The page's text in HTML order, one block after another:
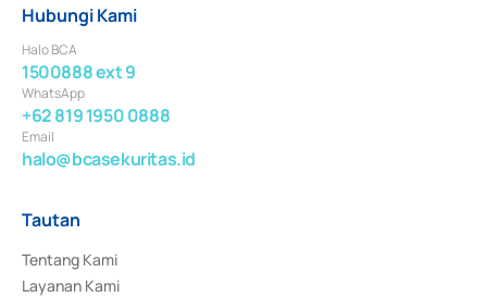
Hubungi Kami
Halo BCA
1500888 ext 9
WhatsApp
+62 819 1950 0888
Email
halo@bcasekuritas.id
Tautan
Tentang Kami
Layanan Kami